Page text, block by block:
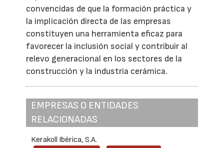
convencidas de que la formación práctica y
la implicación directa de las empresas
constituyen una herramienta eficaz para
favorecer la inclusión social y contribuir al
relevo generacional en los sectores de la
construcción y la industria cerámica.
EMPRESAS O ENTIDADES
RELACIONADAS
Kerakoll Ibérica, S.A.